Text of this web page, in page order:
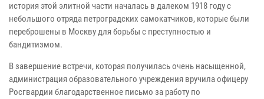
история этой элитной части началась в далеком 1918 году с
небольшого отряда петроградских самокатчиков, которые были
переброшены в Москву для борьбы с преступностью и
бандитизмом.
В завершение встречи, которая получилась очень насыщенной,
администрация образовательного учреждения вручила офицеру
Росгвардии благодарственное письмо за работу по